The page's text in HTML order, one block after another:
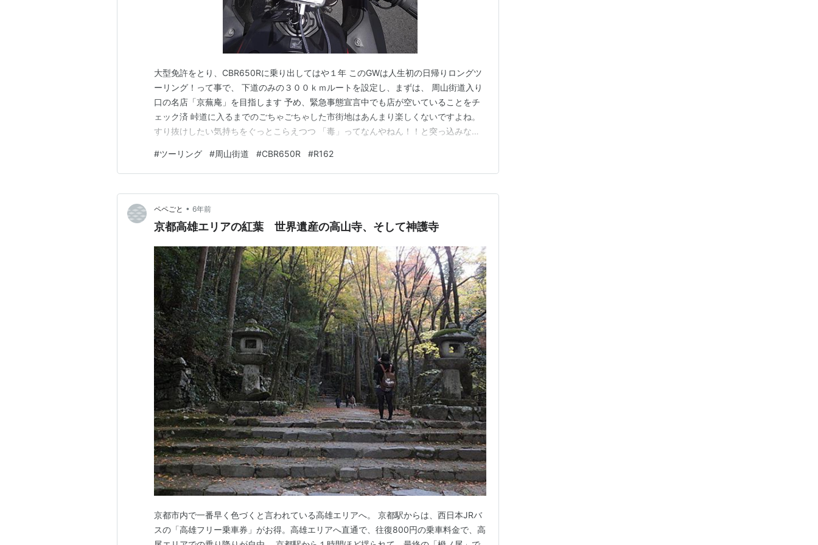
大型免許をとり、CBR650Rに乗り出してはや１年 このGWは人生初の日帰りロングツ
ーリング！って事で、 下道のみの３００ｋｍルートを設定し、まずは、 周山街道入り
口の名店「京蕪庵」を目指します 予め、緊急事態宣言中でも店が空いていることをチ
ェック済 峠道に入るまでのごちゃごちゃした市街地はあんまり楽しくないですよね。
すり抜けしたい気持ちをぐっとこらえつつ 「毒」ってなんやねん！！と突っ込みなが
って、 道全体が白く曇っていて、 前のダンプカーからセメントが溶け込んだ液を浴び
続けながら 走ったあたりもありました ヘ…
#ツーリング #周山街道 #CBR650R #R162
ペペごと • 6年前
京都高雄エリアの紅葉 世界遺産の高山寺、そして神護寺
京都市内で一番早く色づくと言われている高雄エリアへ。 京都駅からは、西日本JRバ
スの「高雄フリー乗車券」がお得。高雄エリアへ直通で、往復800円の乗車料金で、高